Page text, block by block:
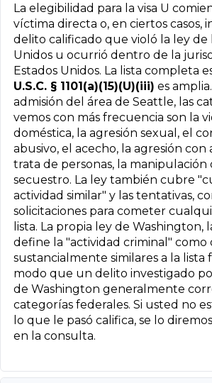
La elegibilidad para la visa U
víctima directa o, en ciertos casos,
delito calificado que violó la ley de
Unidos u ocurrió dentro de la
Estados Unidos. La lista completa
U.S.C. § 1101(a)(15)(U)(iii) es
admisión del área de Seattle, las
vemos con más frecuencia son la
doméstica, la agresión sexual, el
abusivo, el acecho, la agresión con
trata de personas, la manipulación
secuestro. La ley también cubre
actividad similar" y las tentativas,
solicitaciones para cometer
lista. La propia ley de Washington,
define la "actividad criminal" como
sustancialmente similares a la
modo que un delito investigado
de Washington generalmente
categorías federales. Si usted no
lo que le pasó califica, se lo
en la consulta.